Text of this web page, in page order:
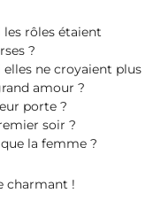
les rôles étaient
?
elles ne croyaient plus
amour ?
porte ?
soir ?
la femme ?
charmant !